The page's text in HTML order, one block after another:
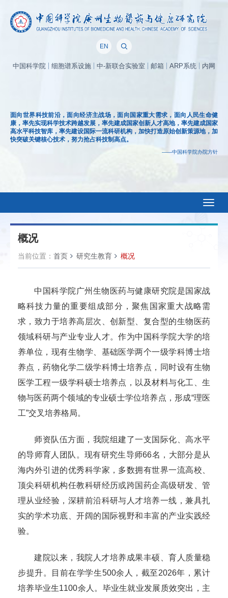
EN
中国科学院 细胞谱系设施 中-新联合实验室 邮箱 ARP系统 内网
面向世界科技前沿，面向经济主战场，面向国家重大需求，面向人民生命健
康，率先实现科学技术跨越发展，率先建成国家创新人才高地，率先建成国家
高水平科技智库，率先建设国际一流科研机构，加快打造原始创新策源地，加
快突破关键核心技术，努力抢占科技制高点。
——中国科学院办院方针
概况
当前位置： 首页 研究生教育 概况
中国科学院广州生物医药与健康研究院是国家战
略科技力量的重要组成部分，聚焦国家重大战略需
求，致力于培养高层次、创新型、复合型的生物医药
领域科研与产业专业人才。作为中国科学院大学的培
养单位，现有生物学、基础医学两个一级学科博士培
养点，药物化学二级学科博士培养点，同时设有生物
医学工程一级学科硕士培养点，以及材料与化工、生
物与医药两个领域的专业硕士学位培养点，形成“理医
工”交叉培养格局。
师资队伍方面，我院组建了一支国际化、高水平
的导师育人团队。现有研究生导师66名，大部分是从
海内外引进的优秀科学家，多数拥有世界一流高校、
顶尖科研机构任教科研经历或跨国药企高级研发、管
理从业经验，深耕前沿科研与人才培养一线，兼具扎
实的学术功底、开阔的国际视野和丰富的产业实践经
验。
建院以来，我院人才培养成果丰硕、育人质量稳
步提升。目前在学学生500余人，截至2026年，累计
培养毕业生1100余人。毕业生就业发展质效突出，主